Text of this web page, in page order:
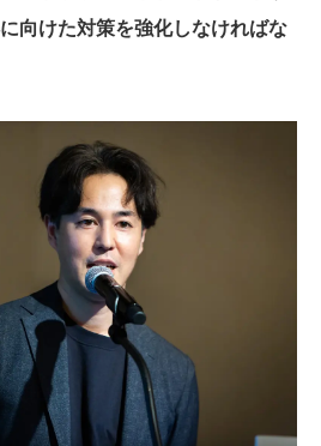
向けた対策を強化しなければな